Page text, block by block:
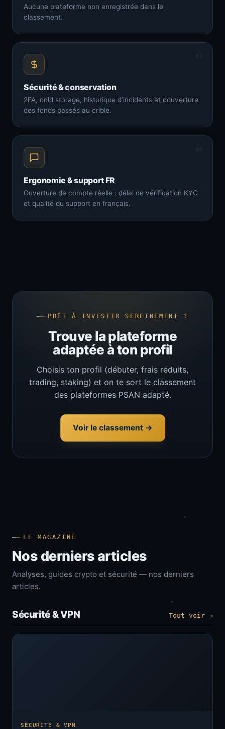
Aucune plateforme non enregistrée dans le
classement.
03
Sécurité & conservation
2FA, cold storage, historique d’incidents et couverture
des fonds passés au crible.
04
Ergonomie & support FR
Ouverture de compte réelle : délai de vérification KYC
et qualité du support en français.
PRÊT À INVESTIR SEREINEMENT ?
Trouve la plateforme
adaptée à ton profil
Choisis ton profil (débuter, frais réduits,
trading, staking) et on te sort le classement
des plateformes PSAN adapté.
Voir le classement →
LE MAGAZINE
Nos derniers articles
Analyses, guides crypto et sécurité — nos derniers
articles.
Sécurité & VPN Tout voir →
SÉCURITÉ & VPN